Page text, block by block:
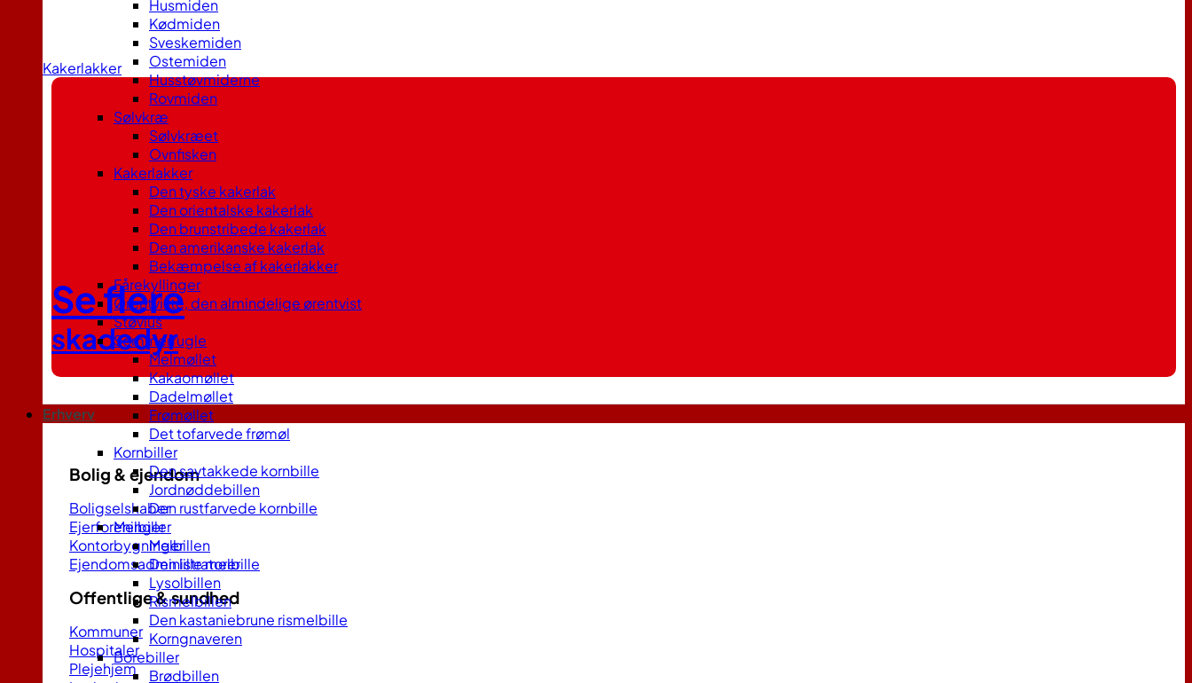
Kakerlakker
Se flere
skadedyr
Erhverv
Bolig & ejendom
Boligselskaber
Ejerforeninger
Kontorbygninger
Ejendomsadministratorer
Offentlige & sundhed
Kommuner
Hospitaler
Plejehjem
Husmiden
Kødmiden
Sveskemiden
Ostemiden
Husstøvmiderne
Rovmiden
Sølvkræ
Sølvkræet
Ovnfisken
Kakerlakker
Den tyske kakerlak
Den orientalske kakerlak
Den brunstribede kakerlak
Den amerikanske kakerlak
Bekæmpelse af kakerlakker
Fårekyllinger
Ørentviste, den almindelige ørentvist
Støvlus
Sommerfugle
Melmøllet
Kakaomøllet
Dadelmøllet
Frømøllet
Det tofarvede frømøl
Kornbiller
Den savtakkede kornbille
Jordnøddebillen
Den rustfarvede kornbille
Melbiller
Melbillen
Den lille melbille
Lysolbillen
Rismelbillen
Den kastaniebrune rismelbille
Korngnaveren
Borebiller
Brødbillen